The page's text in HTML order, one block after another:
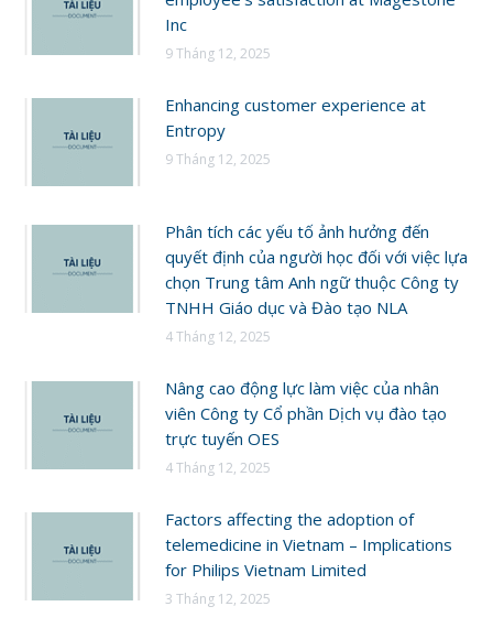
Inc
9 Tháng 12, 2025
Enhancing customer experience at
Entropy
9 Tháng 12, 2025
Phân tích các yếu tố ảnh hưởng đến
quyết định của người học đối với việc lựa
chọn Trung tâm Anh ngữ thuộc Công ty
TNHH Giáo dục và Đào tạo NLA
4 Tháng 12, 2025
Nâng cao động lực làm việc của nhân
viên Công ty Cổ phần Dịch vụ đào tạo
trực tuyến OES
4 Tháng 12, 2025
Factors affecting the adoption of
telemedicine in Vietnam – Implications
for Philips Vietnam Limited
3 Tháng 12, 2025